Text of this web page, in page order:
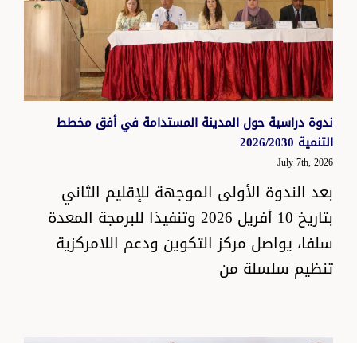
ندوة دراسية حول المدينة المستدامة في أفق مخطط
التنمية 2026/2030
July 7th, 2026
بعد الندوة الأولى الموجهة للإقليم الثاني
بتاريخ 10 أفريل 2026 وتنفيذا للبرمجة المعدة
سلفا، يواصل مركز التكوين ودعم اللامركزية
تنظيم سلسلة من